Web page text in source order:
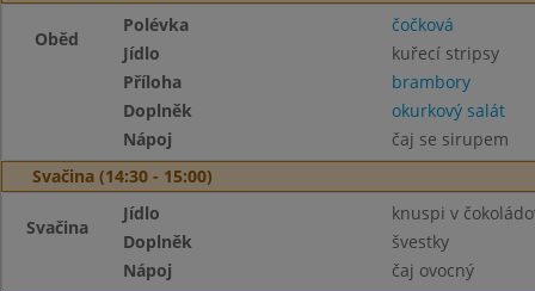
Oběd
Polévka
čočková
Jídlo
kuřecí stripsy
Příloha
brambory
Doplněk
okurkový salát
Nápoj
čaj se sirupem
Svačina (14:30 - 15:00)
Svačina
Jídlo
knuspi v
Doplněk
švestky
Nápoj
čaj ovocný